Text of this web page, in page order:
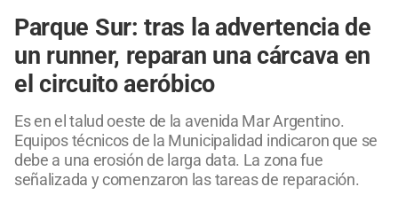
Parque Sur: tras la advertencia de
un runner, reparan una cárcava en
el circuito aeróbico
Es en el talud oeste de la avenida Mar Argentino.
Equipos técnicos de la Municipalidad indicaron que se
debe a una erosión de larga data. La zona fue
señalizada y comenzaron las tareas de reparación.